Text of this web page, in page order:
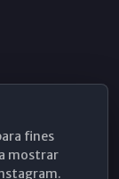
fines
mostrar